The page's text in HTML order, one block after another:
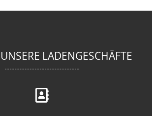
LADENGESCHÄFTE